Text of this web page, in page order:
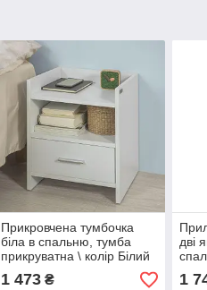
Прикровчена тумбочка
біла в спальню, тумба
прикруватна \ колір Білий
ПТ-1-38
1 473₴
дві
Дуб
1